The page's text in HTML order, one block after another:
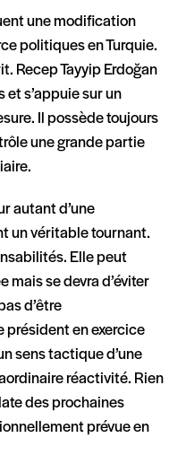
une modification
politiques en Turquie.
Recep Tayyip Erdoğan
et s’appuie sur un
Il possède toujours
une grande partie
autant d’une
un véritable tournant.
Elle peut
mais se devra d’éviter
d’être
président en exercice
sens tactique d’une
réactivité. Rien
des prochaines
prévue en